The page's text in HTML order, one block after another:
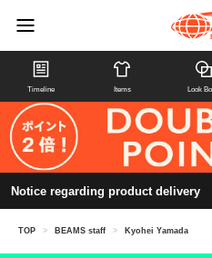
Timeline Items Look
Notice regarding product delivery
TOP > BEAMS staff > Kyohei Yamada